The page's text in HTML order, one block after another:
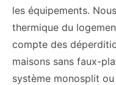
les équipements.
thermique du
compte des
maisons sans faux-
système monosplit ou